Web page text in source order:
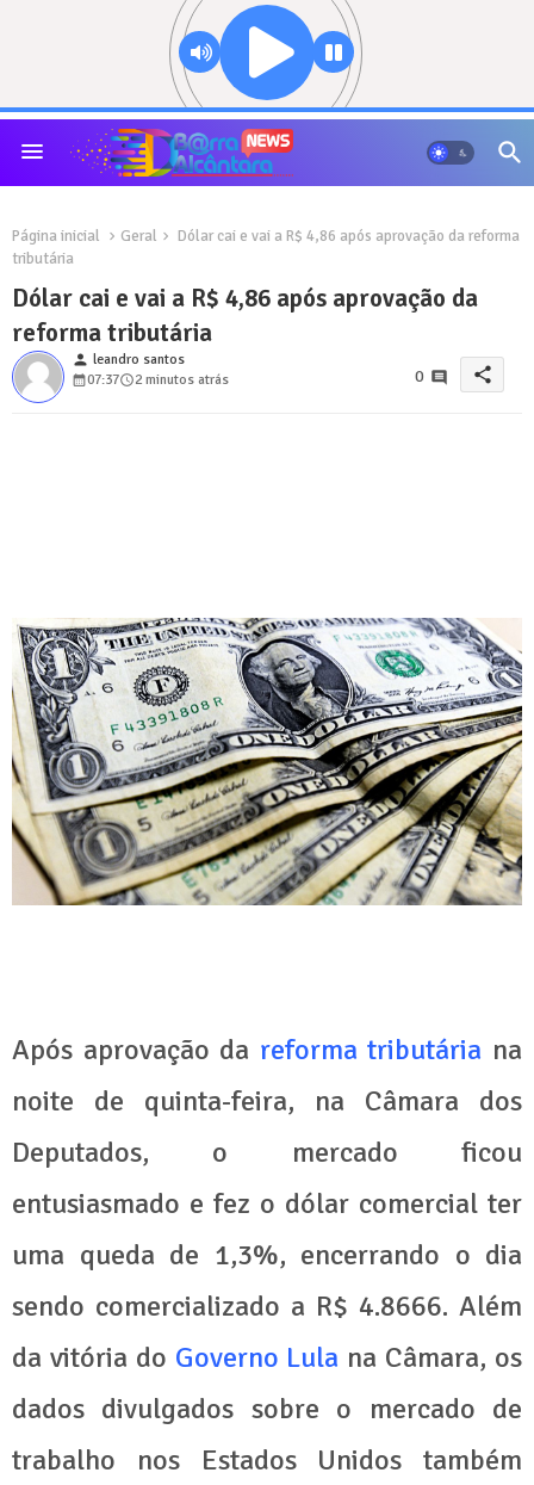
Página inicial Geral
Dólar cai e vai a R$ 4,86 após aprovação da reforma
tributária
Dólar cai e vai a R$ 4,86 após aprovação da
reforma tributária
person leandro santos
07:37
2 minutos atrás 0 share
Após aprovação da reforma tributária na
noite de quinta-feira, na Câmara dos
Deputados, o mercado ficou
entusiasmado e fez o dólar comercial ter
uma queda de 1,3%, encerrando o dia
sendo comercializado a R$ 4.8666. Além
da vitória do Governo Lula na Câmara, os
dados divulgados sobre o mercado de
trabalho nos Estados Unidos também